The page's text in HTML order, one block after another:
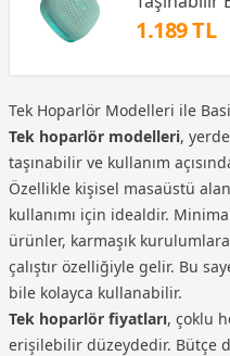
1.189 TL
Tek Hoparlör Modelleri ile
Tek hoparlör modelleri,
taşınabilir ve kullanım
Özellikle kişisel masaüstü
kullanımı için idealdir.
ürünler, karmaşık
çalıştır özelliğiyle gelir. Bu
bile kolayca kullanabilir.
Tek hoparlör fiyatları, çoklu
erişilebilir düzeydedir. Bütçe